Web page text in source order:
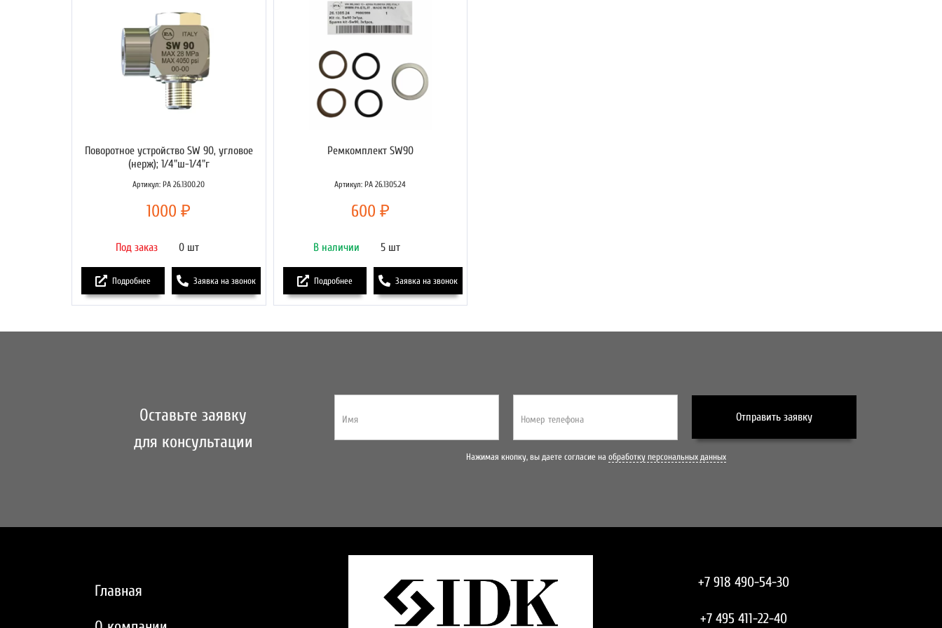
Поворотное устройство SW 90, угловое
(нерж); 1/4"ш-1/4"г
Артикул: РА 26.1300.20
1000 ₽
Под заказ 0 шт
Подробнее Заявка на звонок
Ремкомплект SW90
Артикул: РА 26.1305.24
600 ₽
В наличии 5 шт
Подробнее Заявка на звонок
Оставьте заявку
для консультации
Имя Номер телефона Отправить заявку
Нажимая кнопку, вы даете согласие на обработку персональных данных
Главная
+7 918 490-54-30
+7 495 411-22-40